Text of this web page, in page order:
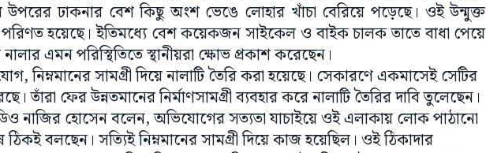
উপরের ঢাকনার বেশ কিছু অংশ ভেঙে লোহার খাঁচা বেরিয়ে পড়েছে। ওই উন্মুক্ত
হয়েছে। ইতিমধ্যে বেশ কয়েকজন সাইকেল ও বাইক চালক তাতে বাধা পেয়ে
এমন পরিস্থিতিতে স্থানীয়রা ক্ষোভ প্রকাশ করেছেন।
নিম্নমানের সামগ্রী দিয়ে নালাটি তৈরি করা হয়েছে। সেকারণে একমাসেই সেটির
তাঁরা ফের উন্নতমানের নির্মাণসামগ্রী ব্যবহার করে নালাটি তৈরির দাবি তুলেছেন।
নাজির হোসেন বলেন, অভিযোগের সত্যতা যাচাইয়ে ওই এলাকায় লোক পাঠানো
বলছেন। সত্যিই নিম্নমানের সামগ্রী দিয়ে কাজ হয়েছিল। ওই ঠিকাদার